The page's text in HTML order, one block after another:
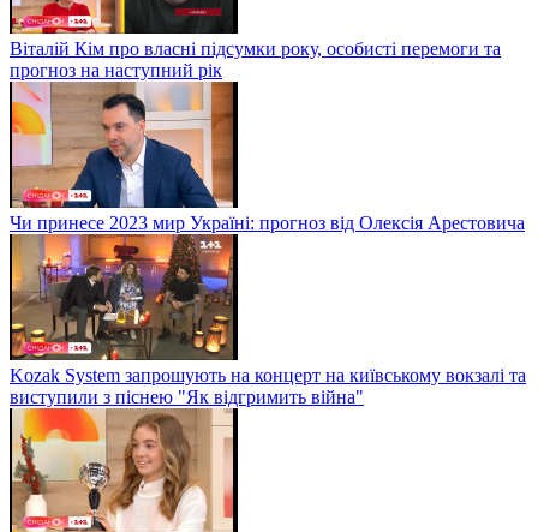
Віталій Кім про власні підсумки року, особисті перемоги та
прогноз на наступний рік
Чи принесе 2023 мир Україні: прогноз від Олексія Арестовича
Kozak System запрошують на концерт на київському вокзалі та
виступили з піснею "Як відгримить війна"